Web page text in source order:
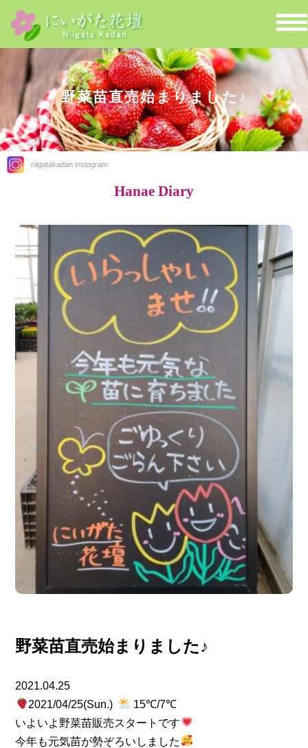
野菜苗直売始まりました♪
Hanae Diary
niigatakadan instagram
野菜苗直売始まりました♪
2021.04.25
2021/04/25(Sun.)
15℃/7℃
いよいよ野菜苗販売スタートです
今年も元気苗が勢ぞろいしました